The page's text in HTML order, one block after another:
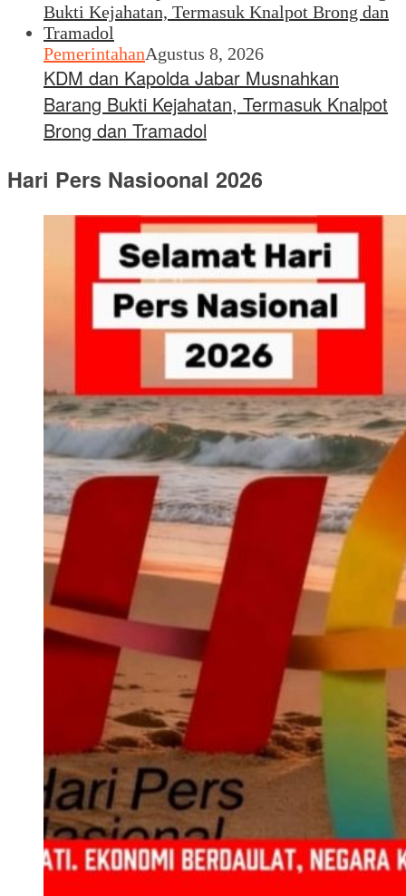
PemerintahanAgustus 8, 2026
KDM dan Kapolda Jabar Musnahkan
Barang Bukti Kejahatan, Termasuk Knalpot
Brong dan Tramadol
Hari Pers Nasioonal 2026